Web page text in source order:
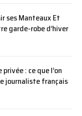
ses Manteaux Et
garde-robe d’hiver
: ce que l’on
journaliste français